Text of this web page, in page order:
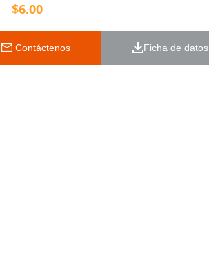
$6.00
Contáctenos Ficha de datos